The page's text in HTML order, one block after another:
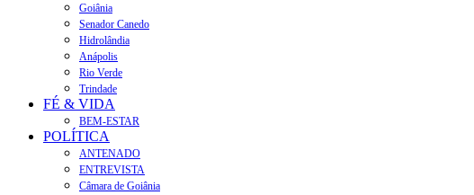
Goiânia
Senador Canedo
Hidrolândia
Anápolis
Rio Verde
Trindade
FÉ & VIDA
BEM-ESTAR
POLÍTICA
ANTENADO
ENTREVISTA
Câmara de Goiânia